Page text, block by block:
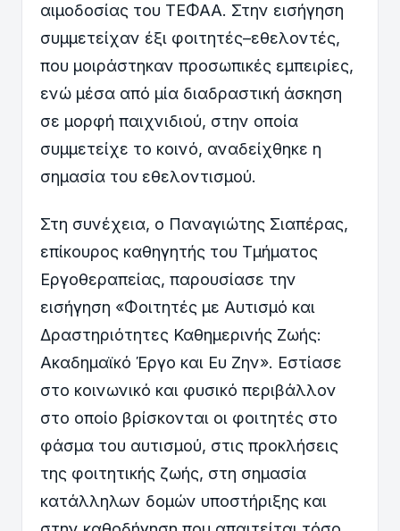
αιμοδοσίας του ΤΕΦΑΑ. Στην εισήγηση
συμμετείχαν έξι φοιτητές–εθελοντές,
που μοιράστηκαν προσωπικές εμπειρίες,
ενώ μέσα από μία διαδραστική άσκηση
σε μορφή παιχνιδιού, στην οποία
συμμετείχε το κοινό, αναδείχθηκε η
σημασία του εθελοντισμού.
Στη συνέχεια, ο Παναγιώτης Σιαπέρας,
επίκουρος καθηγητής του Τμήματος
Εργοθεραπείας, παρουσίασε την
εισήγηση «Φοιτητές με Αυτισμό και
Δραστηριότητες Καθημερινής Ζωής:
Ακαδημαϊκό Έργο και Ευ Ζην». Εστίασε
στο κοινωνικό και φυσικό περιβάλλον
στο οποίο βρίσκονται οι φοιτητές στο
φάσμα του αυτισμού, στις προκλήσεις
της φοιτητικής ζωής, στη σημασία
κατάλληλων δομών υποστήριξης και